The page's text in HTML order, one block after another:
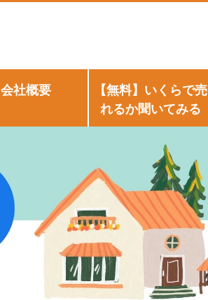
会社概要
【無料】いくらで売
れるか聞いてみる